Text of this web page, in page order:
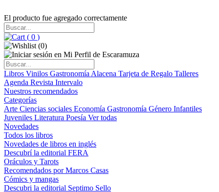
El producto fue agregado correctamente
( 0 )
(0)
Libros Vinilos Gastronomía Alacena Tarjeta de Regalo Talleres
Agenda Revista Intervalo
Nuestros recomendados
Categorías
Arte Ciencias sociales Economía Gastronomía Género Infantiles
Juveniles Literatura Poesía Ver todas
Novedades
Todos los libros
Novedades de libros en inglés
Descubrí la editorial FERA
Oráculos y Tarots
Recomendados por Marcos Casas
Cómics y mangas
Descubri la editorial Septimo Sello